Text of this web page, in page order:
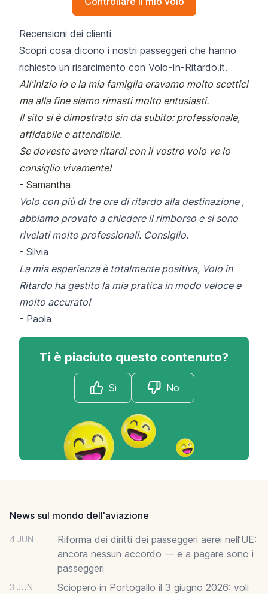
Recensioni dei clienti
Scopri cosa dicono i nostri passeggeri che hanno
richiesto un risarcimento con Volo-In-Ritardo.it.
All'inizio io e la mia famiglia eravamo molto scettici
ma alla fine siamo rimasti molto entusiasti.
Il sito si è dimostrato sin da subito: professionale,
affidabile e attendibile.
Se doveste avere ritardi con il vostro volo ve lo
consiglio vivamente!
- Samantha
Volo con più di tre ore di ritardo alla destinazione ,
abbiamo provato a chiedere il rimborso e si sono
rivelati molto professionali. Consiglio.
- Silvia
La mia esperienza è totalmente positiva, Volo in
Ritardo ha gestito la mia pratica in modo veloce e
molto accurato!
- Paola
Ti è piaciuto questo contenuto?
Sì No
News sul mondo dell'aviazione
4 JUN
Riforma dei diritti dei passeggeri aerei nell’UE:
ancora nessun accordo — e a pagare sono i
passeggeri
3 JUN
Sciopero in Portogallo il 3 giugno 2026: voli